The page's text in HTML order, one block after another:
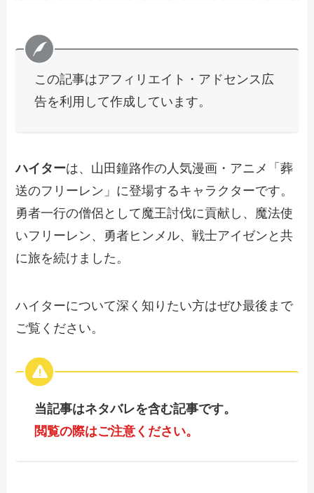
この記事はアフィリエイト・アドセンス広
告を利用して作成しています。
ハイターは、山田鐘路作の人気漫画・アニメ「葬
送のフリーレン」に登場するキャラクターです。
勇者一行の僧侶として魔王討伐に貢献し、魔法使
いフリーレン、勇者ヒンメル、戦士アイゼンと共
に旅を続けました。
ハイターについて深く知りたい方はぜひ最後まで
ご覧ください。
当記事はネタバレを含む記事です。
閲覧の際はご注意ください。